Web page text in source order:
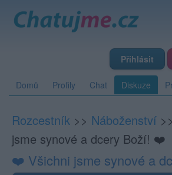
Přihlásit
Domů Profily Chat Diskuze
Rozcestník >> Náboženství >>
jsme synové a dcery Boží! ❤️
❤️ Všichni jsme synové a